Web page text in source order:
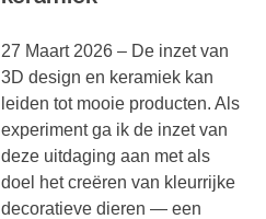
27 Maart 2026 – De inzet van
3D design en keramiek kan
leiden tot mooie producten. Als
experiment ga ik de inzet van
deze uitdaging aan met als
doel het creëren van kleurrijke
decoratieve dieren — een